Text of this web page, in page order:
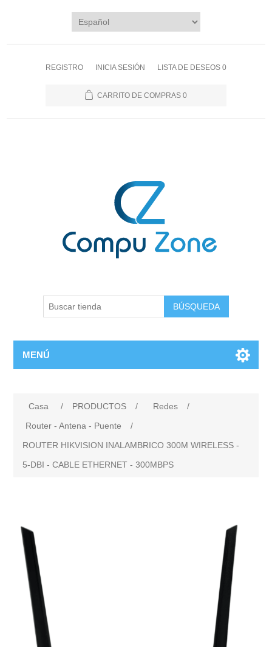
REGISTRO INICIA SESIÓN LISTA DE DESEOS 0
CARRITO DE COMPRAS 0
BÚSQUEDA
MENÚ
Casa / PRODUCTOS / Redes
/
Router - Antena - Puente
/
ROUTER HIKVISION INALAMBRICO 300M WIRELESS -
5-DBI - CABLE ETHERNET - 300MBPS